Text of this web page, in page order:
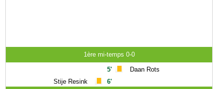
1ère mi-temps 0-0
Stije Resink
5'
6'
Daan Rots